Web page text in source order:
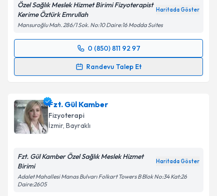
kapsamda işlenmesini kabul ediyorum.
Takvim Talebini Gönder
Özel Sağlık Meslek Hizmet Birimi Fizyoterapist
Kerime Öztürk Emrullah
Haritada Göster
Mansuroğlu Mah. 286/1 Sok. No:10 Daire:16 Modda Suites
0 (850) 811 92 97
Randevu Talep Et
Randevu Takvimi Talebi
için bir takvim hazırlandığında e-posta ile
bilgilendireceğiz.
E-posta Adresiniz
Kişisel verilerimin işlenmesine ilişkinAydınlatma
Fzt. Gül Kamber
Fizyoterapi
İzmir, Bayraklı
Fzt. Gül Kamber Özel Sağlık Meslek Hizmet
Birimi
Haritada Göster
Adalet Mahallesi Manas Bulvarı Folkart Towers B Blok No:34 Kat:26
Daire:2605